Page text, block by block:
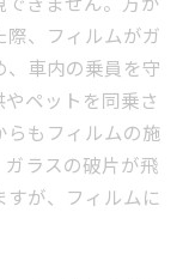
、フィルムがガ
車内の乗員を守
ペットを同乗さ
もフィルムの施
ラスの破片が飛
が、フィルムに